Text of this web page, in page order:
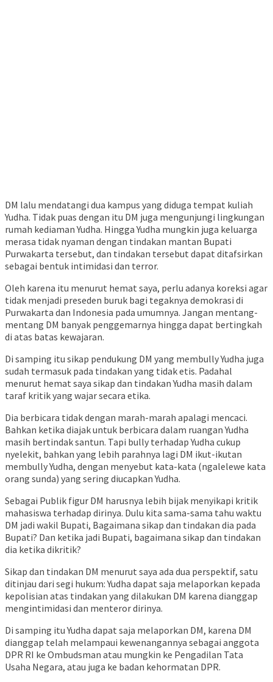
DM lalu mendatangi dua kampus yang diduga tempat kuliah
Yudha. Tidak puas dengan itu DM juga mengunjungi lingkungan
rumah kediaman Yudha. Hingga Yudha mungkin juga keluarga
merasa tidak nyaman dengan tindakan mantan Bupati
Purwakarta tersebut, dan tindakan tersebut dapat ditafsirkan
sebagai bentuk intimidasi dan terror.
Oleh karena itu menurut hemat saya, perlu adanya koreksi agar
tidak menjadi preseden buruk bagi tegaknya demokrasi di
Purwakarta dan Indonesia pada umumnya. Jangan mentang-
mentang DM banyak penggemarnya hingga dapat bertingkah
di atas batas kewajaran.
Di samping itu sikap pendukung DM yang membully Yudha juga
sudah termasuk pada tindakan yang tidak etis. Padahal
menurut hemat saya sikap dan tindakan Yudha masih dalam
taraf kritik yang wajar secara etika.
Dia berbicara tidak dengan marah-marah apalagi mencaci.
Bahkan ketika diajak untuk berbicara dalam ruangan Yudha
masih bertindak santun. Tapi bully terhadap Yudha cukup
nyelekit, bahkan yang lebih parahnya lagi DM ikut-ikutan
membully Yudha, dengan menyebut kata-kata (ngalelewe kata
orang sunda) yang sering diucapkan Yudha.
Sebagai Publik figur DM harusnya lebih bijak menyikapi kritik
mahasiswa terhadap dirinya. Dulu kita sama-sama tahu waktu
DM jadi wakil Bupati, Bagaimana sikap dan tindakan dia pada
Bupati? Dan ketika jadi Bupati, bagaimana sikap dan tindakan
dia ketika dikritik?
Sikap dan tindakan DM menurut saya ada dua perspektif, satu
ditinjau dari segi hukum: Yudha dapat saja melaporkan kepada
kepolisian atas tindakan yang dilakukan DM karena dianggap
mengintimidasi dan menteror dirinya.
Di samping itu Yudha dapat saja melaporkan DM, karena DM
dianggap telah melampaui kewenangannya sebagai anggota
DPR RI ke Ombudsman atau mungkin ke Pengadilan Tata
Usaha Negara, atau juga ke badan kehormatan DPR.